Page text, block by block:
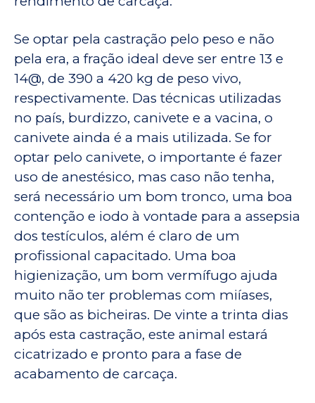
Se optar pela castração pelo peso e não
pela era, a fração ideal deve ser entre 13 e
14@, de 390 a 420 kg de peso vivo,
respectivamente. Das técnicas utilizadas
no país, burdizzo, canivete e a vacina, o
canivete ainda é a mais utilizada. Se for
optar pelo canivete, o importante é fazer
uso de anestésico, mas caso não tenha,
será necessário um bom tronco, uma boa
contenção e iodo à vontade para a assepsia
dos testículos, além é claro de um
profissional capacitado. Uma boa
higienização, um bom vermífugo ajuda
muito não ter problemas com miíases,
que são as bicheiras. De vinte a trinta dias
após esta castração, este animal estará
cicatrizado e pronto para a fase de
acabamento de carcaça.